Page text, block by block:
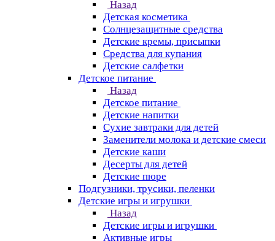
Назад
Детская косметика
Солнцезащитные средства
Детские кремы, присыпки
Средства для купания
Детские салфетки
Детское питание
Назад
Детское питание
Детские напитки
Сухие завтраки для детей
Заменители молока и детские смеси
Детские каши
Десерты для детей
Детские пюре
Подгузники, трусики, пеленки
Детские игры и игрушки
Назад
Детские игры и игрушки
Активные игры